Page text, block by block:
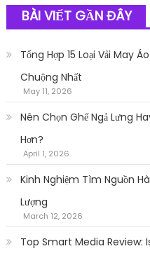
BÀI VIẾT GẦN ĐÂY
Tổng Hợp 15 Loại Vải May
Chuộng Nhất
May 11, 2026
Nên Chọn Ghế Ngả Lưng
Hơn?
April 1, 2026
Kinh Nghiệm Tìm Nguồn
Lượng
March 12, 2026
Top Smart Media Review: